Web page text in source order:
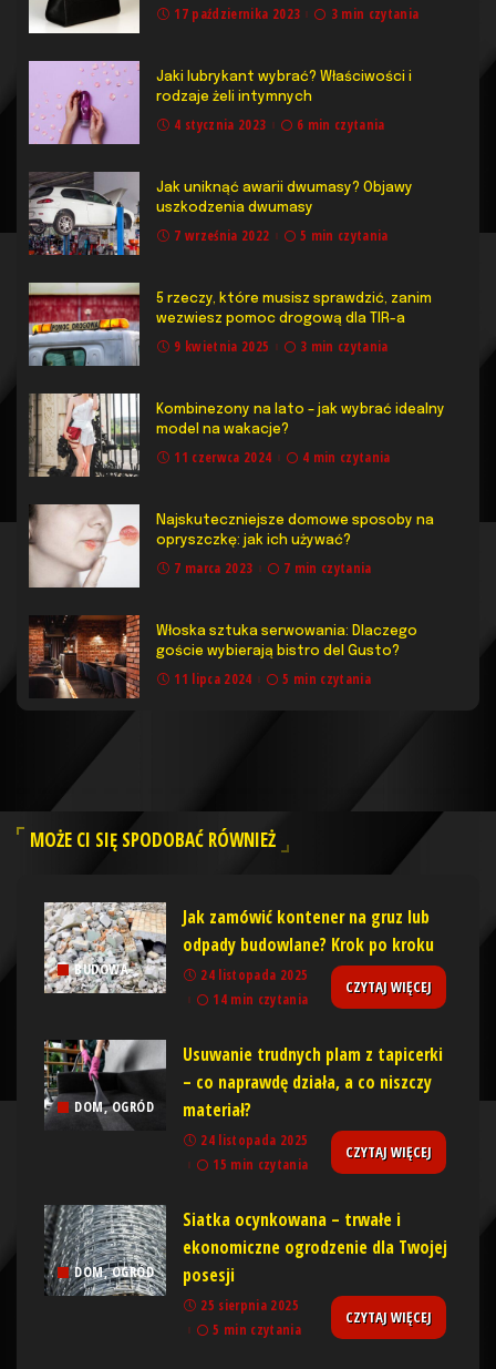
17 października 2023 3 min czytania
Jaki lubrykant wybrać? Właściwości i
rodzaje żeli intymnych
4 stycznia 2023 6 min czytania
Jak uniknąć awarii dwumasy? Objawy
uszkodzenia dwumasy
7 września 2022 5 min czytania
5 rzeczy, które musisz sprawdzić, zanim
wezwiesz pomoc drogową dla TIR-a
9 kwietnia 2025 3 min czytania
Kombinezony na lato – jak wybrać idealny
model na wakacje?
11 czerwca 2024 4 min czytania
Najskuteczniejsze domowe sposoby na
opryszczkę: jak ich używać?
7 marca 2023 7 min czytania
Włoska sztuka serwowania: Dlaczego
goście wybierają bistro del Gusto?
11 lipca 2024 5 min czytania
MOŻE CI SIĘ SPODOBAĆ RÓWNIEŻ
BUDOWA
Jak zamówić kontener na gruz lub
odpady budowlane? Krok po kroku
24 listopada 2025
14 min czytania
CZYTAJ WIĘCEJ
DOM, OGRÓD
Usuwanie trudnych plam z tapicerki
– co naprawdę działa, a co niszczy
materiał?
24 listopada 2025
15 min czytania
CZYTAJ WIĘCEJ
DOM, OGRÓD
Siatka ocynkowana – trwałe i
ekonomiczne ogrodzenie dla Twojej
posesji
25 sierpnia 2025
5 min czytania
CZYTAJ WIĘCEJ